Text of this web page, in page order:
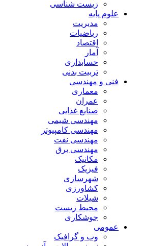
زیست شناسی
علوم پایه
مدیریت
ریاضیات
اقتصاد
آمار
حسابداری
تربیت بدنی
فنی و مهندسی
معماری
عمران
صنایع غذایی
مهندسی شیمی
مهندسی کامپیوتر
مهندسی نفت
مهندسی برق
مکانیک
فیزیک
شهرسازی
کشاورزی
شیلات
محیط زیست
جوشکاری
عمومی
وب و گرافیک